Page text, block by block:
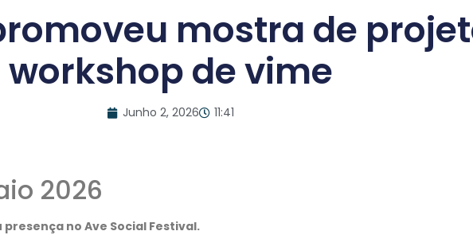
mostra de
workshop de vime
Junho 2, 2026 11:41
2026
no Ave Social Festival.